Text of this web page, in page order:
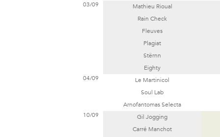
03/09
Mathieu Rioual
Rain Check
Fleuves
Plagiat
Stërnn
Eighty
04/09
Le Martinicol
Soul Lab
Arnofantomas Selecta
10/09
Gil Jogging
Carré Manchot